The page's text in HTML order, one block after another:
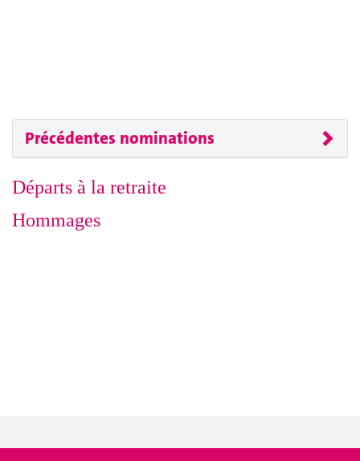
Précédentes nominations
Départs à la retraite
Hommages